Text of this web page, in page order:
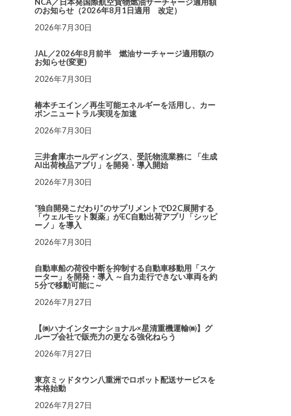
のお知らせ（2026年8月1日適用 改定）
2026年7月30日
JAL／2026年8月前半 燃油サーチャージ適用額の
お知らせ(変更)
2026年7月30日
椿本チエイン／再生可能エネルギーを活用し、カー
ボンニュートラル実現を加速
2026年7月30日
三井倉庫ホールディングス、受託物流業務に 「生成
AI出荷検品アプリ」を開発・導入開始
2026年7月30日
“独自開発こだわり”のサプリメントでD2C展開する
「ウェルモット製薬」がEC自動出荷アプリ「シッピ
ーノ」を導入
2026年7月30日
自動車船の荷役中断を抑制する自動車移動用「スケ
ーター」を開発・導入 ～自力走行できない車両を約
5分で移動可能に～
2026年7月27日
【㈱ハナインターナショナル×星清重機運輸㈱】グ
ループ会社で販売力の更なる強化ねらう
2026年7月27日
東京ミッドタウン八重洲でロボット配送サービスを
本格始動
2026年7月27日